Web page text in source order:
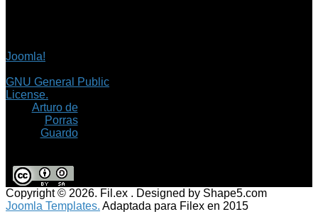
Joomla!
GNU General Public
License.
Arturo de
Porras
Guardo
Copyright © 2026. Fil.ex . Designed by Shape5.com
Joomla Templates. Adaptada para Filex en 2015